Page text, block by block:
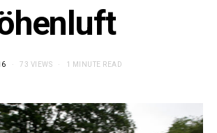
73 VIEWS 1 MINUTE READ